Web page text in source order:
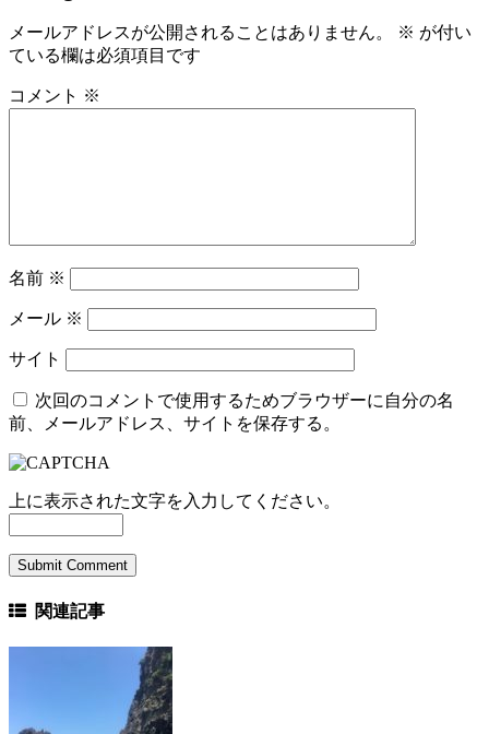
メールアドレスが公開されることはありません。 ※ が付い
ている欄は必須項目です
コメント ※
名前 ※
メール ※
サイト
次回のコメントで使用するためブラウザーに自分の名
前、メールアドレス、サイトを保存する。
上に表示された文字を入力してください。
関連記事